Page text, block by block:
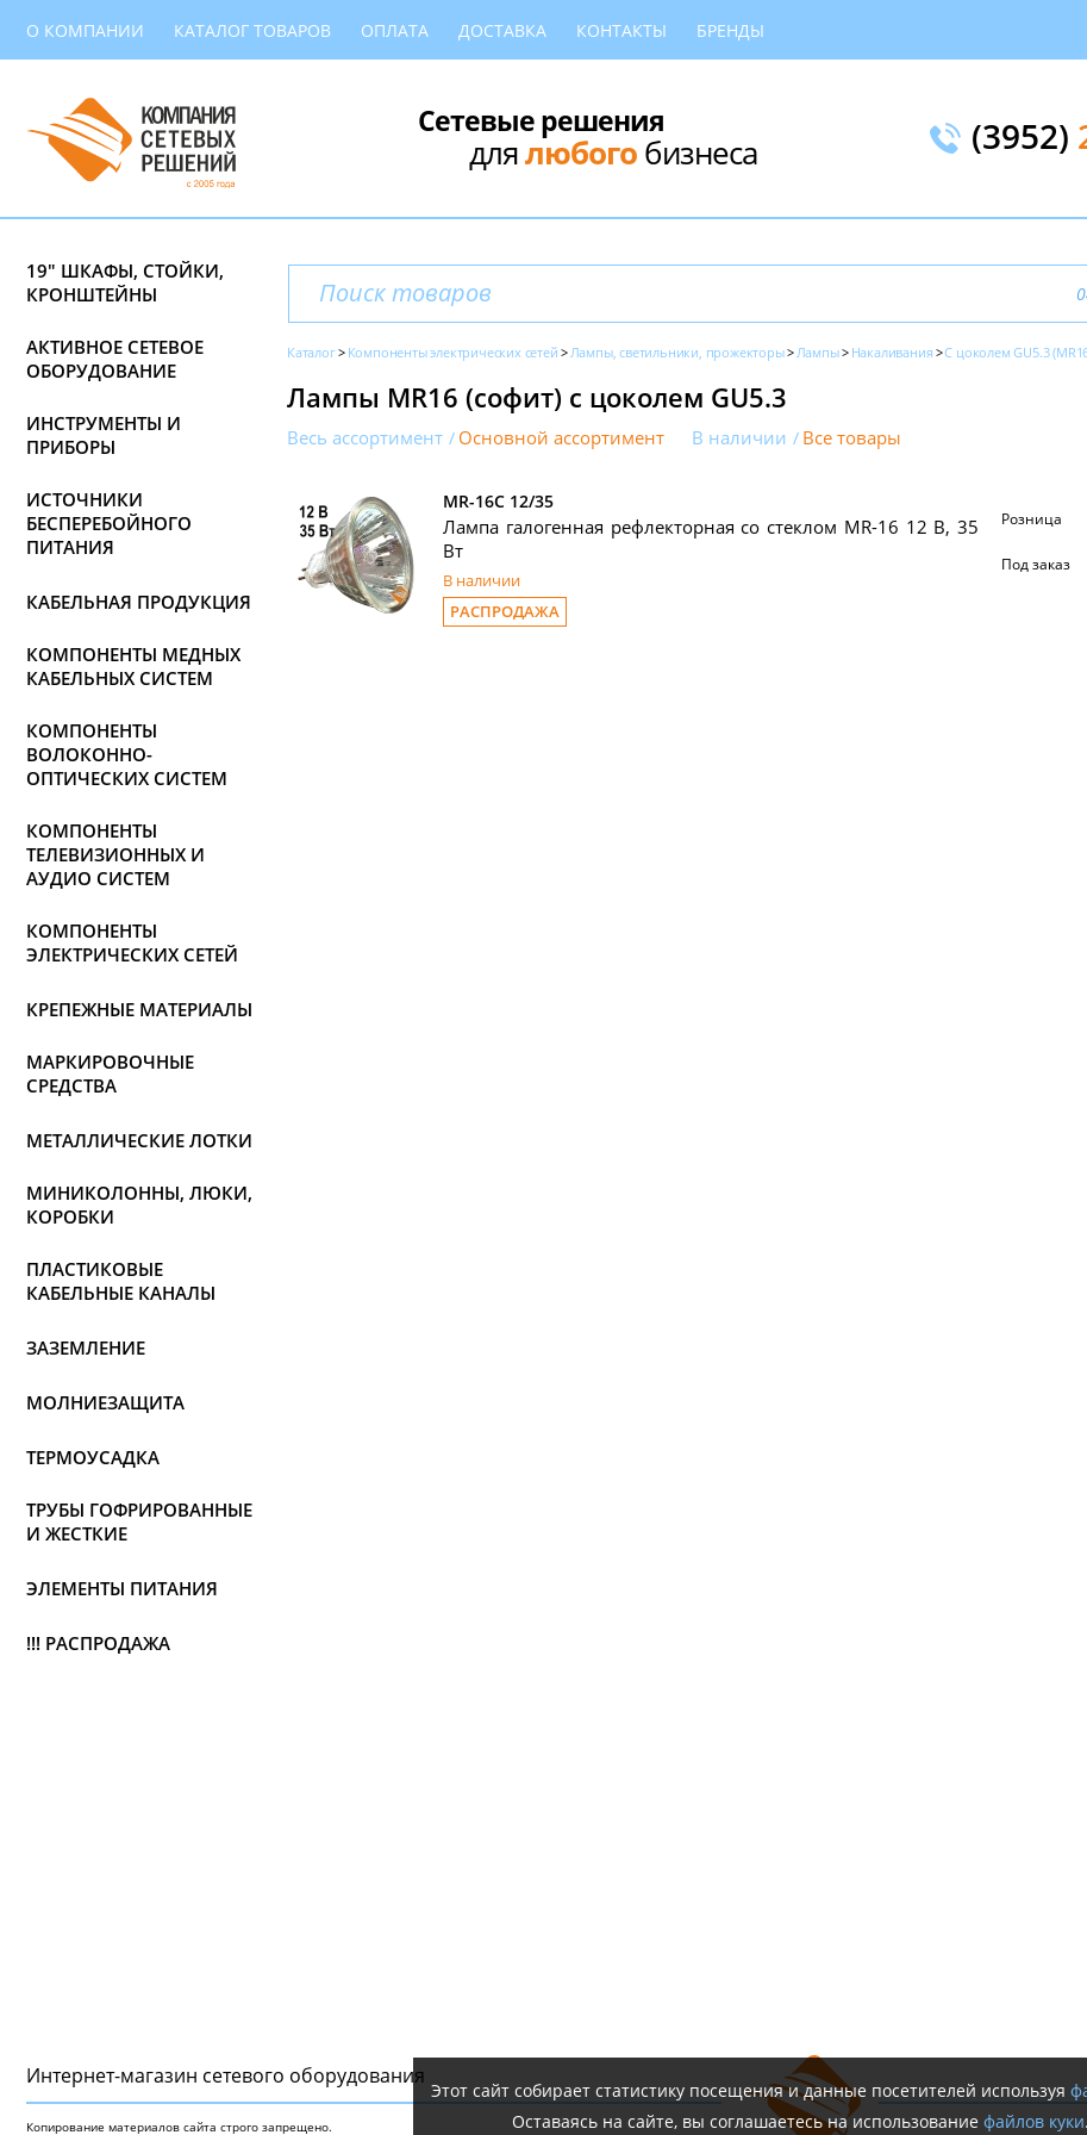
О КОМПАНИИ КАТАЛОГ ТОВАРОВ ОПЛАТА ДОСТАВКА КОНТАКТЫ БРЕНДЫ
Сетевые решения
длялюбогобизнеса (3952)
19" ШКАФЫ, СТОЙКИ,
КРОНШТЕЙНЫ
АКТИВНОЕ СЕТЕВОЕ
ОБОРУДОВАНИЕ
ИНСТРУМЕНТЫ И
ПРИБОРЫ
ИСТОЧНИКИ
БЕСПЕРЕБОЙНОГО
ПИТАНИЯ
КАБЕЛЬНАЯ ПРОДУКЦИЯ
КОМПОНЕНТЫ МЕДНЫХ
КАБЕЛЬНЫХ СИСТЕМ
КОМПОНЕНТЫ
ВОЛОКОННО-
ОПТИЧЕСКИХ СИСТЕМ
КОМПОНЕНТЫ
ТЕЛЕВИЗИОННЫХ И
АУДИО СИСТЕМ
КОМПОНЕНТЫ
ЭЛЕКТРИЧЕСКИХ СЕТЕЙ
КРЕПЕЖНЫЕ МАТЕРИАЛЫ
МАРКИРОВОЧНЫЕ
СРЕДСТВА
МЕТАЛЛИЧЕСКИЕ ЛОТКИ
МИНИКОЛОННЫ, ЛЮКИ,
КОРОБКИ
ПЛАСТИКОВЫЕ
КАБЕЛЬНЫЕ КАНАЛЫ
ЗАЗЕМЛЕНИЕ
МОЛНИЕЗАЩИТА
ТЕРМОУСАДКА
ТРУБЫ ГОФРИРОВАННЫЕ
И ЖЕСТКИЕ
ЭЛЕМЕНТЫ ПИТАНИЯ
!!! РАСПРОДАЖА
Каталог Компоненты электрических сетей Лампы, светильники, прожекторы Лампы Накаливания С цоколем GU5.3
Лампы MR16 (софит) с цоколем GU5.3
Весь ассортимент Основной ассортимент В наличии Все товары
MR-16C 12/35
Лампа галогенная рефлекторная со стеклом MR-16 12 В, 35
Вт
В наличии
РАСПРОДАЖА
Розница
Под заказ
Интернет-магазин сетeвого оборудования
Копирование материалов сайта строго запрещено.
Этот сайт собирает статистику посещения и данные посетителей используя
Оставаясь на сайте, вы соглашаетесь на использование файлов куки.